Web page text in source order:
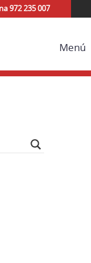
972 235 007
Menú